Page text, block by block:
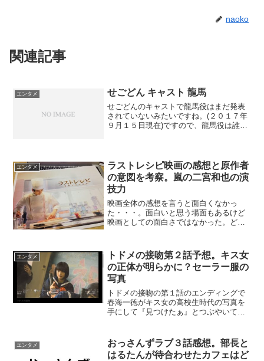
naoko
関連記事
エンタメ せごどん キャスト 龍馬
せごどんのキャストで龍馬役はまだ発表
されていないみたいですね。(２０１７年
９月１５日現在)ですので、龍馬役は誰が
が演るの？ブ...
エンタメ
ラストレシピ映画の感想と原作者
の意図を考察。嵐の二宮和也の演
技力
映画全体の感想を言うと面白くなかっ
た・・・。面白いと思う場面もあるけど
映画としての面白さではなかった。どう
ものが存在していると思う。例えば先日
私が観に行った『先生！』で...
エンタメ
トドメの接吻第２話予想。キス女
の正体が明らかに？セーラー服の
写真
トドメの接吻の第１話のエンディングで
春海一徳がキス女の高校生時代の写真を
手にして『見つけたぁ』とつぶやいてい
けれど、おそらく晴海一徳とキス女、そ
して堂島旺太郎は同級生で...
エンタメ
おっさんずラブ３話感想。部長と
はるたんが待合わせたカフェはど